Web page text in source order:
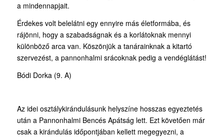
a mindennapjait.
Érdekes volt belelátni egy ennyire más életformába, és
rájönni, hogy a szabadságnak és a korlátoknak mennyi
különböző arca van. Köszönjük a tanárainknak a kitartó
szervezést, a pannonhalmi srácoknak pedig a vendéglátást!
Bódi Dorka (9. A)
Az idei osztálykirándulásunk helyszíne hosszas egyeztetés
után a Pannonhalmi Bencés Apátság lett. Ezt követően már
csak a kirándulás időpontjában kellett megegyezni, a